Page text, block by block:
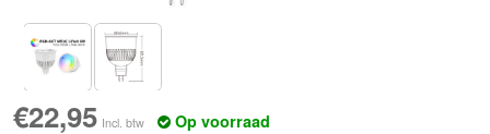
€22,95 Incl. btw Op voorraad